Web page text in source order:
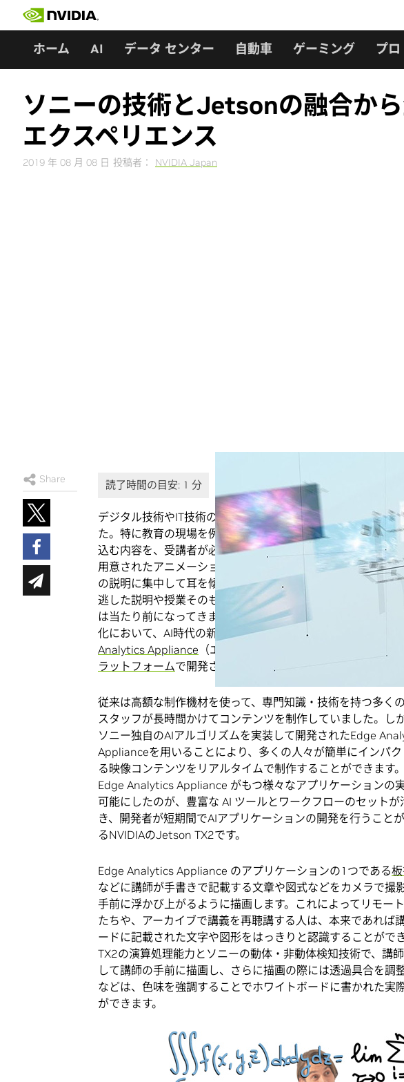
ホーム AI データ センター 自動車 ゲーミング プロ
ソニーの技術とJetsonの融合か
エクスペリエンス
2019 年 08 月 08 日 投稿者： NVIDIA Japan
Share
デジタル技術やIT技術の進化と共に、これまでもプレゼンテ
た。 特に教育の現場を例に振り返ってみると、昔は講師が説
込む内容を、受講者が必死にノートをとりながら説明を聴い
用意されたアニメーションや分かりやすい図などを含む資料
の説明に集中して耳を傾けることができます。またインター
逃した説明や授業そのものを後日、アーカイブへアクセスし
は当たり前になってきました。そのような新しい技術がもた
化において、AI時代の新しい映像コンテンツ制作 エクスペリ
Analytics Appliance （エッジ・アナリティクス・アプライ
ラットフォームで開発されました。
従来は高額な制作機材を使って、専門知識・技術を持つ多く
スタッフが長時間かけてコンテンツを制作していました。しか
ソニー独自のAIアルゴリズムを実装して開発されたEdge
Applianceを用いることにより、多くの人々が簡単にインパ
る映像コンテンツをリアルタイムで制作することができます
Edge Analytics Appliance がもつ様々なアプリケーションの
可能にしたのが、豊富な AI ツールとワークフローのセットが
き、開発者が短期間でAIアプリケーションの開発を行うこと
るNVIDIAのJetson TX2です。
Edge Analytics Appliance のアプリケーションの1つである
などに講師が手書きで記載する文章や図式などをカメラで撮
手前に浮かび上がるように描画します。これによってリモー
たちや、アーカイブで講義を再聴講する人は、本来であれば
ードに記載された文字や図形をはっきりと認識することがで
TX2の演算処理能力とソニーの動体・非動体検知技術で、講
して講師の手前に描画し、さらに描画の際には透過具合を調
などは、色味を強調することでホワイトボードに書かれた実
ができます。